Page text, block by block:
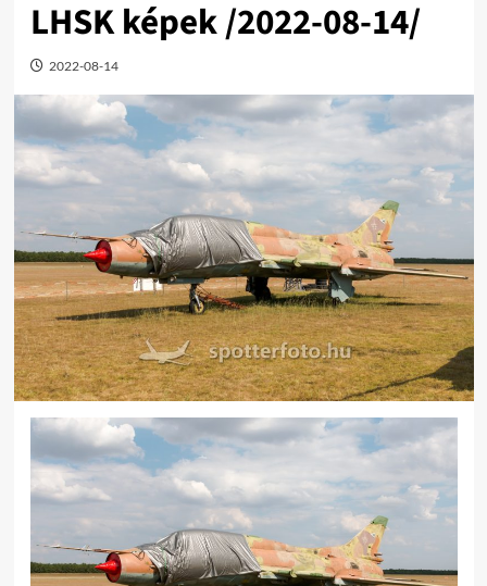
LHSK képek /2022-08-14/
2022-08-14